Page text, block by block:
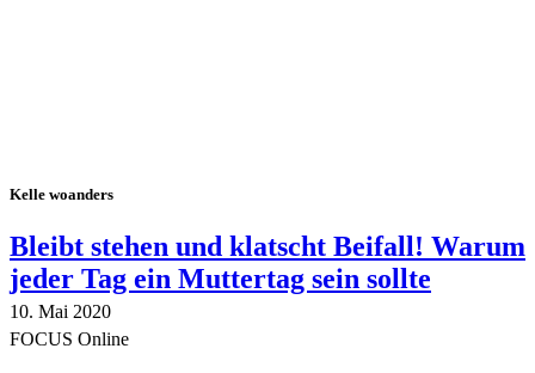
Kelle woanders
Bleibt stehen und klatscht Beifall! Warum
jeder Tag ein Muttertag sein sollte
10. Mai 2020
FOCUS Online